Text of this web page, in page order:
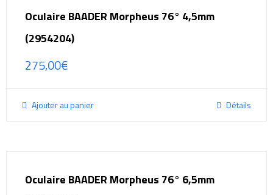
Oculaire BAADER Morpheus 76° 4,5mm
(2954204)
275,00€
Ajouter au panier Détails
Oculaire BAADER Morpheus 76° 6,5mm